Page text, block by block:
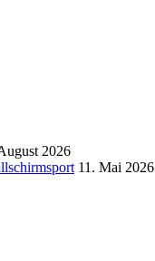
2026
11. Mai 2026